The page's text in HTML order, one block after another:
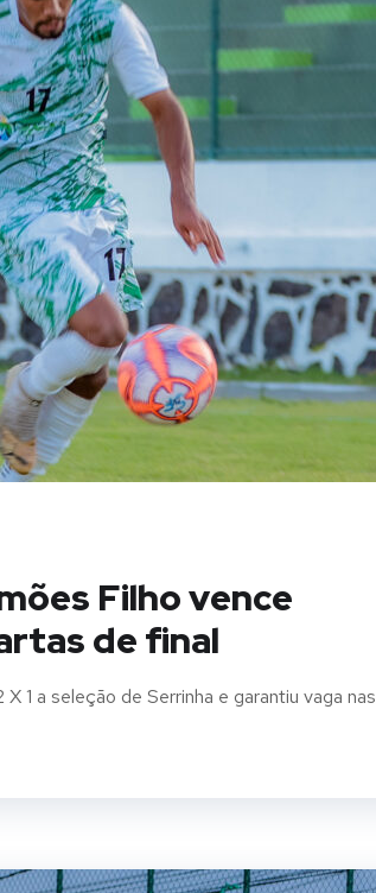
Filho vence
de final
1 a seleção de Serrinha e garantiu vaga nas